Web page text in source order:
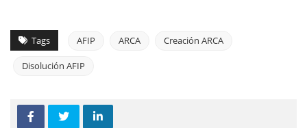
Tags AFIP ARCA Creación ARCA
Disolución AFIP